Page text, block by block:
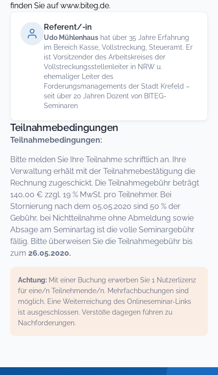
finden Sie auf www.biteg.de.
Referent/-in
Udo Mühlenhaus hat über 35 Jahre Erfahrung
im Bereich Kasse, Vollstreckung, Steueramt. Er
ist Vorsitzender des Arbeitskreises der
Vollstreckungsstellenleiter in NRW u.
ehemaliger Leiter des
Forderungsmanagements der Stadt Krefeld –
seit über 20 Jahren Dozent von BITEG-
Seminaren
Teilnahmebedingungen
Teilnahmebedingungen:
Bitte melden Sie Ihre Teilnahme schriftlich an. Ihre
Verwaltung erhält mit der Teilnahmebestätigung die
Rechnung zugeschickt. Die Teilnahmegebühr beträgt
140,00 € zzgl. 19 % MwSt. pro Teilnehmer. Bei
Stornierung nach dem 05.05.2020 sind 50 % der
Gebühr, bei Nichtteilnahme ohne Abmeldung sowie
Absage am Seminartag ist die volle Seminargebühr
fällig. Bitte überweisen Sie die Teilnahmegebühr bis
zum 26.05.2020.
Achtung: Mit einer Buchung erwerben Sie 1 Nutzerlizenz
für eine/n Teilnehmende/n. Mehrfachbuchungen sind
möglich. Eine Weiterreichung des Onlineseminar-Links
ist ausgeschlossen. Verstöße dagegen führen zu
Nachforderungen.